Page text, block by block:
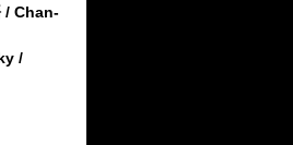
/ Chan-
/